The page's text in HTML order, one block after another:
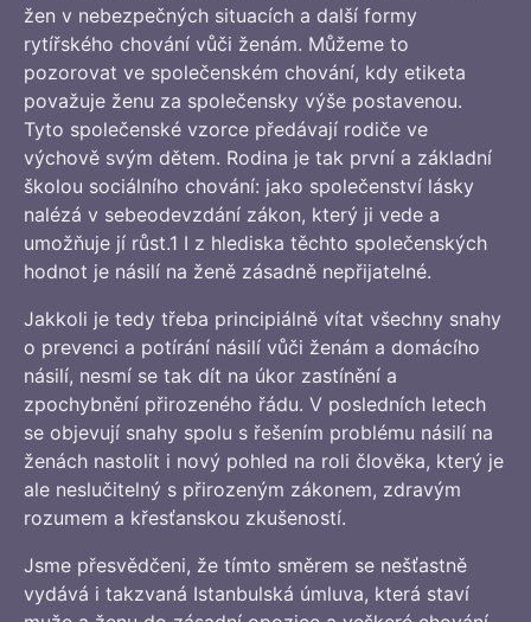
žen v nebezpečných situacích a další formy
rytířského chování vůči ženám. Můžeme to
pozorovat ve společenském chování, kdy etiketa
považuje ženu za společensky výše postavenou.
Tyto společenské vzorce předávají rodiče ve
výchově svým dětem. Rodina je tak první a základní
školou sociálního chování: jako společenství lásky
nalézá v sebeodevzdání zákon, který ji vede a
umožňuje jí růst.1 I z hlediska těchto společenských
hodnot je násilí na ženě zásadně nepřijatelné.
Jakkoli je tedy třeba principiálně vítat všechny snahy
o prevenci a potírání násilí vůči ženám a domácího
násilí, nesmí se tak dít na úkor zastínění a
zpochybnění přirozeného řádu. V posledních letech
se objevují snahy spolu s řešením problému násilí na
ženách nastolit i nový pohled na roli člověka, který je
ale neslučitelný s přirozeným zákonem, zdravým
rozumem a křesťanskou zkušeností.
Jsme přesvědčeni, že tímto směrem se nešťastně
vydává i takzvaná Istanbulská úmluva, která staví